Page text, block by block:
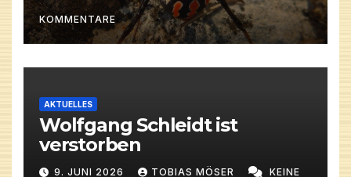
KOMMENTARE
AKTUELLES
Wolfgang Schleidt ist
verstorben
9. JUNI 2026 TOBIAS MÖSER KEINE